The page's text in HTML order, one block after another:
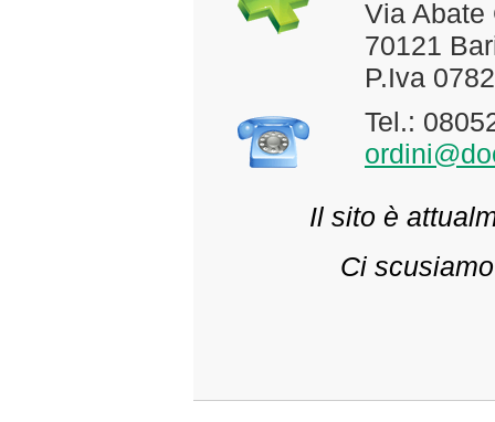
Via Abate
70121
P.Iva
Tel.:
Il sito è
Ci